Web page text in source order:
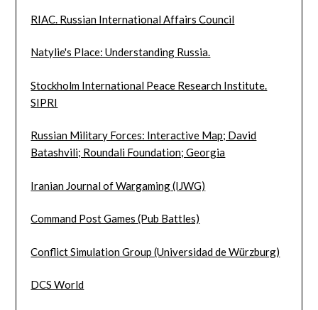
RIAC. Russian International Affairs Council
Natylie's Place: Understanding Russia.
Stockholm International Peace Research Institute.
SIPRI
Russian Military Forces: Interactive Map; David
Batashvili; Roundali Foundation; Georgia
Iranian Journal of Wargaming (IJWG)
Command Post Games (Pub Battles)
Conflict Simulation Group (Universidad de Würzburg)
DCS World